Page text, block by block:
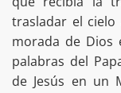
trasladar el
morada de Dios
palabras del
de Jesús en un